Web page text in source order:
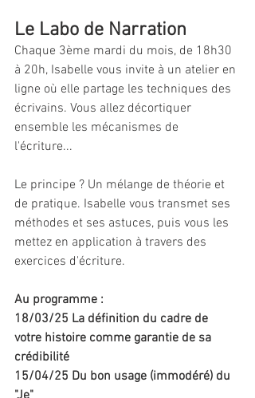
Le Labo de Narration
Chaque 3ème mardi du mois, de 18h30
à 20h, Isabelle vous invite à un atelier en
ligne où elle partage les techniques des
écrivains. Vous allez décortiquer
ensemble les mécanismes de
l'écriture...
Le principe ? Un mélange de théorie et
de pratique. Isabelle vous transmet ses
méthodes et ses astuces, puis vous les
mettez en application à travers des
exercices d'écriture.
Au programme :
18/03/25 La définition du cadre de
votre histoire comme garantie de sa
crédibilité
15/04/25 Du bon usage (immodéré) du